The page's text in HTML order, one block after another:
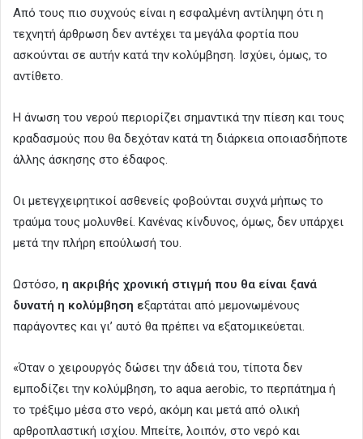
Από τους πιο συχνούς είναι η εσφαλμένη αντίληψη ότι η
τεχνητή άρθρωση δεν αντέχει τα μεγάλα φορτία που
ασκούνται σε αυτήν κατά την κολύμβηση. Ισχύει, όμως, το
αντίθετο.
Η άνωση του νερού περιορίζει σημαντικά την πίεση και τους
κραδασμούς που θα δεχόταν κατά τη διάρκεια οποιασδήποτε
άλλης άσκησης στο έδαφος.
Οι μετεγχειρητικοί ασθενείς φοβούνται συχνά μήπως το
τραύμα τους μολυνθεί. Κανένας κίνδυνος, όμως, δεν υπάρχει
μετά την πλήρη επούλωσή του.
Ωστόσο, η ακριβής χρονική στιγμή που θα είναι ξανά
δυνατή η κολύμβηση εξαρτάται από μεμονωμένους
παράγοντες και γι’ αυτό θα πρέπει να εξατομικεύεται.
«Όταν ο χειρουργός δώσει την άδειά του, τίποτα δεν
εμποδίζει την κολύμβηση, το aqua aerobic, το περπάτημα ή
το τρέξιμο μέσα στο νερό, ακόμη και μετά από ολική
αρθροπλαστική ισχίου. Μπείτε, λοιπόν, στο νερό και